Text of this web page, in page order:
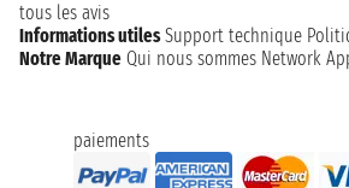
tous les avis
Informations utiles Support technique
Notre Marque Qui nous sommes Network
paiements